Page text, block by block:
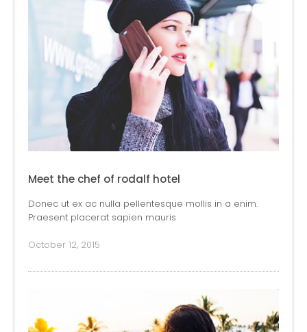
Meet the chef of rodalf hotel
Donec ut ex ac nulla pellentesque mollis in a enim.
Praesent placerat sapien mauris
October 12, 2015